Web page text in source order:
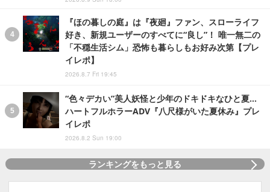
『ほの暮しの庭』は『夜廻』ファン、スローライフ
好き、新規ユーザーのすべてに“良し”！ 唯一無二の
「不穏生活シム」恐怖も暮らしもお好み次第【プレ
イレポ】
2026.8.7 Fri 19:45
“色々デカい”美人妖怪と少年のドキドキなひと夏…
ハートフルホラーADV『八尺様がいた夏休み』プレ
イレポ
2026.8.2 Sun 19:00
ランキングをもっと見る